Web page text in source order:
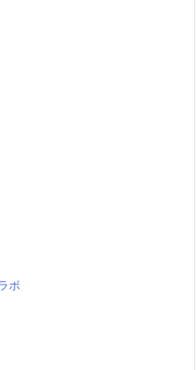
ボ